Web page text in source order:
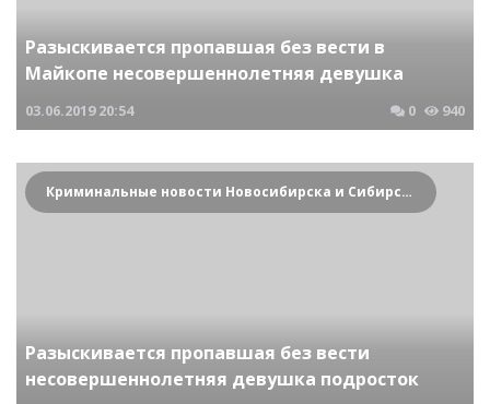
Разыскивается пропавшая без вести в
Майкопе несовершеннолетняя девушка
03.06.2019 20:54 0 940
Криминальные новости Новосибирска и Сибирского региона
Разыскивается пропавшая без вести
несовершеннолетняя девушка подросток